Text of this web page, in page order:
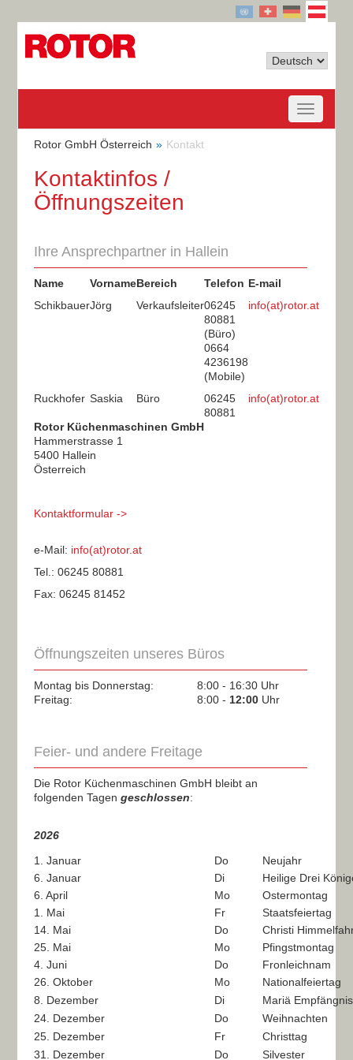
Rotor GmbH Österreich Kontakt
Kontaktinfos /
Öffnungszeiten
Ihre Ansprechpartner in Hallein
Name VornameBereich Telefon E-mail
SchikbauerJörg Verkaufsleiter06245
80881
(Büro)
0664
4236198
(Mobile)
info(at)rotor.at
Ruckhofer Saskia Büro
06245
80881
info(at)rotor.at
Rotor Küchenmaschinen GmbH
Hammerstrasse 1
5400 Hallein
Österreich
Kontaktformular ->
e-Mail: info(at)rotor.at
Tel.: 06245 80881
Fax: 06245 81452
Öffnungszeiten unseres Büros
Montag bis Donnerstag:
8:00 - 16:30 Uhr
Freitag:
8:00 - 12:00 Uhr
Feier- und andere Freitage
Die Rotor Küchenmaschinen GmbH bleibt an
folgenden Tagengeschlossen:
2026
1. Januar
Do
Neujahr
6. Januar
Di
Heilige Drei
6. April
Mo
Ostermontag
1. Mai
Fr
Staatsfeiertag
14. Mai
Do
Christi
25. Mai
Mo
Pfingstmontag
4. Juni
Do
Fronleichnam
26. Oktober
Mo
Nationalfeiertag
8. Dezember
Di
Mariä Empfängnis
24. Dezember
Do
Weihnachten
25. Dezember
Fr
Christtag
31. Dezember
Do Silvester